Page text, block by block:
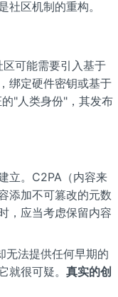
区机制的重构。
可能需要引入基于
绑定硬件密钥或基于
"人类身份"，其发布
立。C2PA（内容来
添加不可篡改的元数
，应当考虑保留内容
无法提供任何早期的
就很可疑。 真实的创